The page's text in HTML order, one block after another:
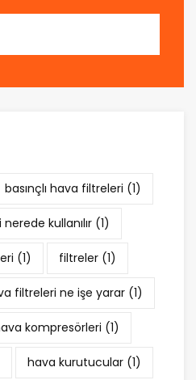
basınçlı hava filtreleri (1)
kullanılır (1)
(1) filtreler (1)
filtreleri ne işe yarar (1)
kompresörleri (1)
hava kurutucular (1)